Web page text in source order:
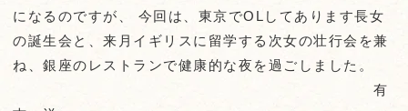
になるのですが、 今回は、東京でOLしてあります長女
の誕生会と、来月イギリスに留学する次女の壮行会を兼
ね、銀座のレストランで健康的な夜を過ごしました。
有